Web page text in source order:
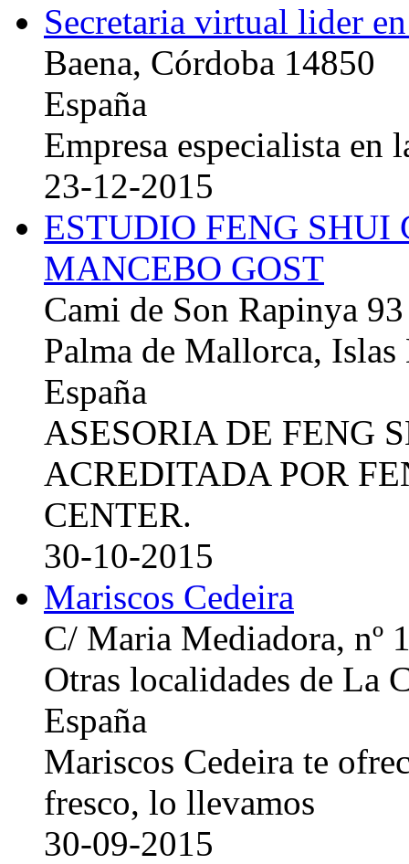
Secretaria virtual lider
Baena, Córdoba 14850
España
Empresa especialista en
23-12-2015
ESTUDIO FENG
MANCEBO GOST
Cami de Son Rapinya 93
Palma de Mallorca, Islas
España
ASESORIA DE FENG
ACREDITADA POR
CENTER.
30-10-2015
Mariscos Cedeira
C/ Maria Mediadora, nº
Otras localidades de La
España
Mariscos Cedeira te
fresco, lo llevamos
30-09-2015